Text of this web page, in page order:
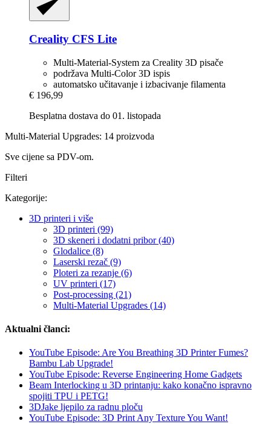
Creality CFS Lite
Multi-Material-System za Creality 3D pisače
podržava Multi-Color 3D ispis
automatsko učitavanje i izbacivanje filamenta
€ 196,99
Besplatna dostava do 01. listopada
Multi-Material Upgrades: 14 proizvoda
Sve cijene sa PDV-om.
Filteri
Kategorije:
3D printeri i više
3D printeri (99)
3D skeneri i dodatni pribor (40)
Glodalice (8)
Laserski rezač (9)
Ploteri za rezanje (6)
UV printeri (17)
Post-processing (21)
Multi-Material Upgrades (14)
Aktualni članci:
YouTube Episode: Are You Breathing 3D Printer Fumes?
Bambu Lab Upgrade!
YouTube Episode: Reverse Engineering Home Gadgets
Beam Interlocking u 3D printanju: kako konačno ispravno
spojiti TPU i PETG!
3DJake ljepilo za radnu ploču
YouTube Episode: 3D Print Any Texture You Want!